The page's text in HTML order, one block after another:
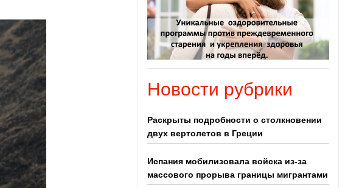
Новости рубрики
Раскрыты подробности о столкновении
двух вертолетов в Греции
Испания мобилизовала войска из-за
массового прорыва границы мигрантами